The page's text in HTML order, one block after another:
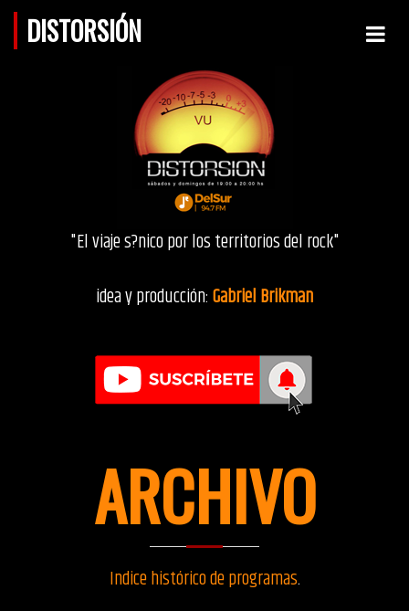
DISTORSIÓN
"El viaje s?nico por los territorios del rock"
idea y producción:Gabriel Brikman
ARCHIVO
Indice histórico de programas.